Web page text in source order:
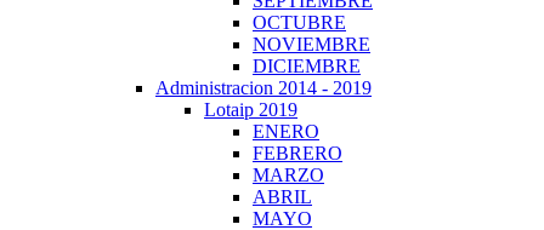
OCTUBRE
NOVIEMBRE
DICIEMBRE
Administracion 2014 - 2019
Lotaip 2019
ENERO
FEBRERO
MARZO
ABRIL
MAYO